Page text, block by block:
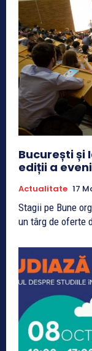
București și
ediții a
Actualitate 17
Stagii pe Bune
un târg de oferte